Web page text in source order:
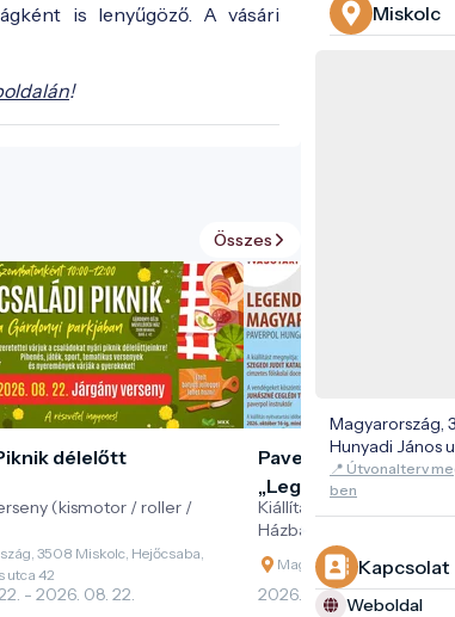
is lenyűgöző. A vásári
!
Összes
délelőtt
(kismotor / roller /
3508 Miskolc, Hejőcsaba,
utca 42
- 2026. 08. 22.
Paverpol Hungary
„Legendás magyar
kiállításának
Kiállításmegnyitó a
Házban
Magyarország, 3531
2026. 09. 16.
Miskolc
Magyarország,
Hunyadi János
📍 Útvonalterv
ben
Kapcsolat
Weboldal